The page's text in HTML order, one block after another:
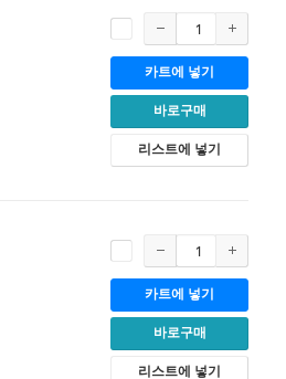
카트에 넣기
바로구매
리스트에 넣기
카트에 넣기
바로구매
리스트에 넣기